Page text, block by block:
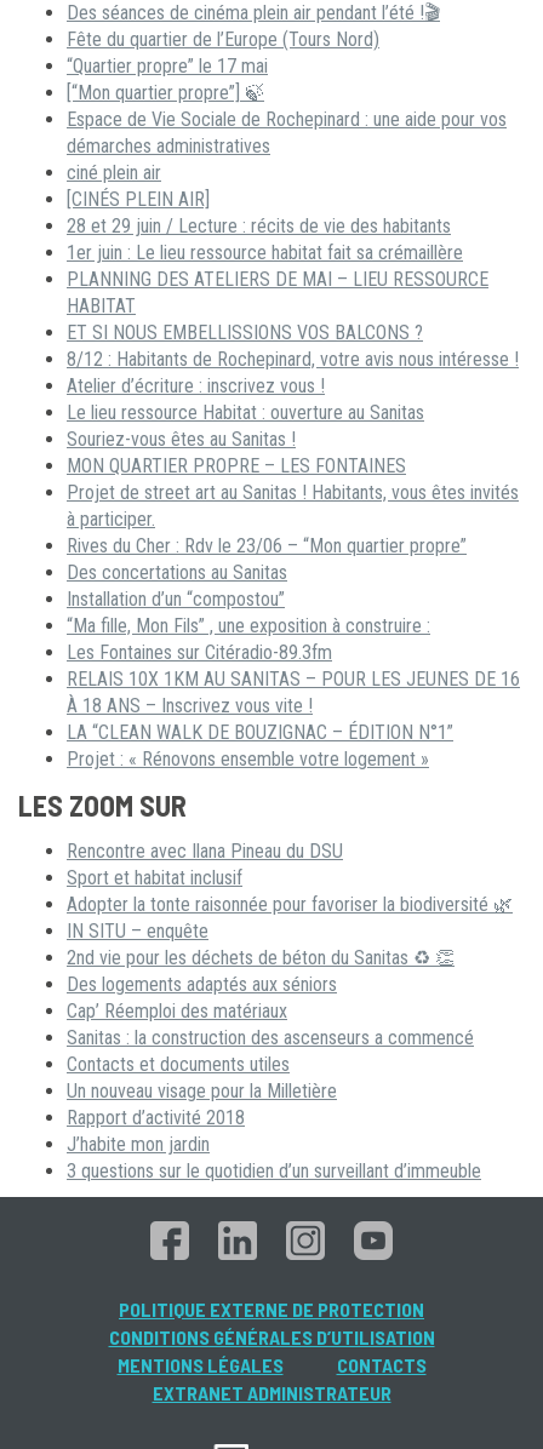
Des séances de cinéma plein air pendant l’été !🎬
Fête du quartier de l’Europe (Tours Nord)
“Quartier propre” le 17 mai
[“Mon quartier propre”] 🍃
Espace de Vie Sociale de Rochepinard : une aide pour vos
démarches administratives
ciné plein air
[CINÉS PLEIN AIR]
28 et 29 juin / Lecture : récits de vie des habitants
1er juin : Le lieu ressource habitat fait sa crémaillère
PLANNING DES ATELIERS DE MAI – LIEU RESSOURCE
HABITAT
ET SI NOUS EMBELLISSIONS VOS BALCONS ?
8/12 : Habitants de Rochepinard, votre avis nous intéresse !
Atelier d’écriture : inscrivez vous !
Le lieu ressource Habitat : ouverture au Sanitas
Souriez-vous êtes au Sanitas !
MON QUARTIER PROPRE – LES FONTAINES
Projet de street art au Sanitas ! Habitants, vous êtes invités
à participer.
Rives du Cher : Rdv le 23/06 – “Mon quartier propre”
Des concertations au Sanitas
Installation d’un “compostou”
“Ma fille, Mon Fils” , une exposition à construire :
Les Fontaines sur Citéradio-89.3fm
RELAIS 10X 1KM AU SANITAS – POUR LES JEUNES DE 16
À 18 ANS – Inscrivez vous vite !
LA “CLEAN WALK DE BOUZIGNAC – ÉDITION N°1”
Projet : « Rénovons ensemble votre logement »
LES ZOOM SUR
Rencontre avec Ilana Pineau du DSU
Sport et habitat inclusif
Adopter la tonte raisonnée pour favoriser la biodiversité 🌿
IN SITU – enquête
2nd vie pour les déchets de béton du Sanitas ♻ 👏
Des logements adaptés aux séniors
Cap’ Réemploi des matériaux
Sanitas : la construction des ascenseurs a commencé
Contacts et documents utiles
Un nouveau visage pour la Milletière
Rapport d’activité 2018
J’habite mon jardin
3 questions sur le quotidien d’un surveillant d’immeuble
POLITIQUE EXTERNE DE PROTECTION
CONDITIONS GÉNÉRALES D’UTILISATION
MENTIONS LÉGALES
CONTACTS
EXTRANET ADMINISTRATEUR